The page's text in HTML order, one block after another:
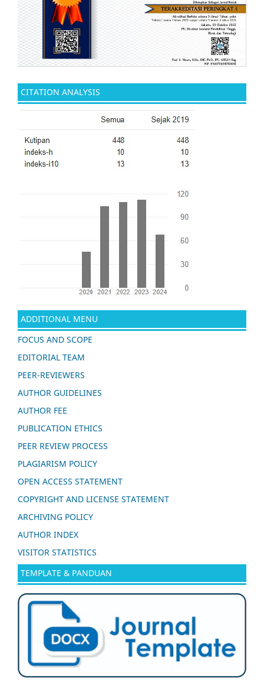
CITATION ANALYSIS
ADDITIONAL MENU
FOCUS AND SCOPE
EDITORIAL TEAM
PEER-REVIEWERS
AUTHOR GUIDELINES
AUTHOR FEE
PUBLICATION ETHICS
PEER REVIEW PROCESS
PLAGIARISM POLICY
OPEN ACCESS STATEMENT
COPYRIGHT AND LICENSE STATEMENT
ARCHIVING POLICY
AUTHOR INDEX
VISITOR STATISTICS
TEMPLATE & PANDUAN